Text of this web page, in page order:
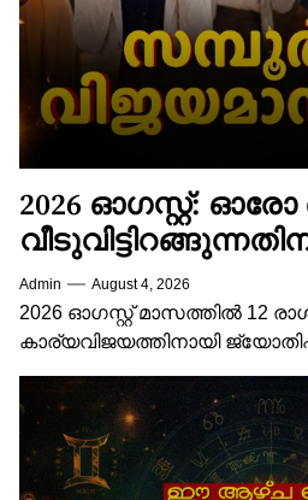
2026 ഓഗസ്റ്റ്:
ചെയ്താൽ
രാശിക്കാരുടെയും
വിജയമാസഫലം!
Admin August 4, 2026
2026 ഓഗസ്റ്റ് മാസത്തിൽ 12
കാര്യവിജയത്തിനായി
ആരാധിക്കേണ്ട
സമയങ്ങൾ, ചെയ്യേണ്ട
ശുഭശകുനങ്ങൾ എന്നിവ...